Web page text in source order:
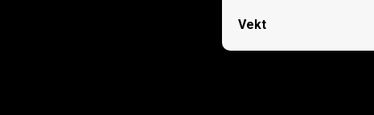
Vekt